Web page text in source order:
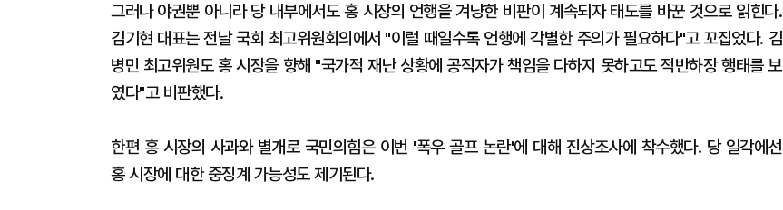
그러나 야권뿐 아니라 당 내부에서도 홍 시장의 언행을 겨냥한 비판이 계속되자 태도를 바꾼 것으로 읽힌다.
김기현 대표는 전날 국회 최고위원회의에서 "이럴 때일수록 언행에 각별한 주의가 필요하다"고 꼬집었다. 김
병민 최고위원도 홍 시장을 향해 "국가적 재난 상황에 공직자가 책임을 다하지 못하고도 적반하장 행태를 보
였다"고 비판했다.
한편 홍 시장의 사과와 별개로 국민의힘은 이번 '폭우 골프 논란'에 대해 진상조사에 착수했다. 당 일각에선
홍 시장에 대한 중징계 가능성도 제기된다.